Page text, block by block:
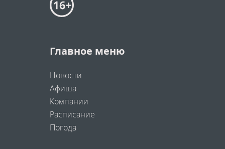
Главное меню
Новости
Афиша
Компании
Расписание
Погода